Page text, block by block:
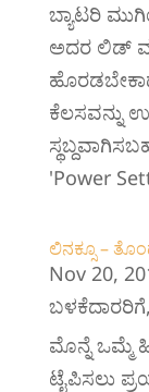
ಬ್ಯಾಟರಿ
ಅದರ ಲಿಡ್
ಕೆಲಸವನ್ನು
'‌P‌ower
ಲಿನಕ್ಸೂ –
Nov 20,
ಬಳಕೆದಾರರಿಗೆ,
ಮೊನ್ನೆ ಒಮ್ಮೆ
ಟೈಪಿಸಲು